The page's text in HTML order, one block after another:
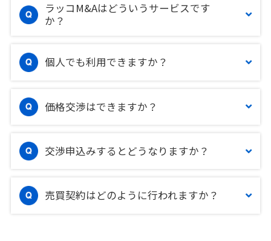
ラッコM&Aはどういうサービスです
か？
個人でも利用できますか？
価格交渉はできますか？
交渉申込みするとどうなりますか？
売買契約はどのように行われますか？